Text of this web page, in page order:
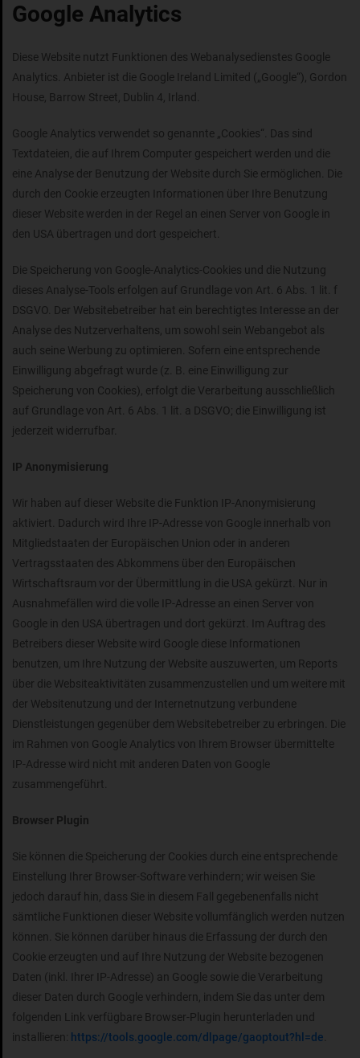
Google Analytics
Diese Website nutzt Funktionen des Webanalysedienstes Google
Analytics. Anbieter ist die Google Ireland Limited („Google“), Gordon
House, Barrow Street, Dublin 4, Irland.
Google Analytics verwendet so genannte „Cookies“. Das sind
Textdateien, die auf Ihrem Computer gespeichert werden und die
eine Analyse der Benutzung der Website durch Sie ermöglichen. Die
durch den Cookie erzeugten Informationen über Ihre Benutzung
dieser Website werden in der Regel an einen Server von Google in
den USA übertragen und dort gespeichert.
Die Speicherung von Google-Analytics-Cookies und die Nutzung
dieses Analyse-Tools erfolgen auf Grundlage von Art. 6 Abs. 1 lit. f
DSGVO. Der Websitebetreiber hat ein berechtigtes Interesse an der
Analyse des Nutzerverhaltens, um sowohl sein Webangebot als
auch seine Werbung zu optimieren. Sofern eine entsprechende
Einwilligung abgefragt wurde (z. B. eine Einwilligung zur
Speicherung von Cookies), erfolgt die Verarbeitung ausschließlich
auf Grundlage von Art. 6 Abs. 1 lit. a DSGVO; die Einwilligung ist
jederzeit widerrufbar.
IP Anonymisierung
Wir haben auf dieser Website die Funktion IP-Anonymisierung
aktiviert. Dadurch wird Ihre IP-Adresse von Google innerhalb von
Mitgliedstaaten der Europäischen Union oder in anderen
Vertragsstaaten des Abkommens über den Europäischen
Wirtschaftsraum vor der Übermittlung in die USA gekürzt. Nur in
Ausnahmefällen wird die volle IP-Adresse an einen Server von
Google in den USA übertragen und dort gekürzt. Im Auftrag des
Betreibers dieser Website wird Google diese Informationen
benutzen, um Ihre Nutzung der Website auszuwerten, um Reports
über die Websiteaktivitäten zusammenzustellen und um weitere mit
der Websitenutzung und der Internetnutzung verbundene
Dienstleistungen gegenüber dem Websitebetreiber zu erbringen. Die
im Rahmen von Google Analytics von Ihrem Browser übermittelte
IP-Adresse wird nicht mit anderen Daten von Google
zusammengeführt.
Browser Plugin
Sie können die Speicherung der Cookies durch eine entsprechende
Einstellung Ihrer Browser-Software verhindern; wir weisen Sie
jedoch darauf hin, dass Sie in diesem Fall gegebenenfalls nicht
sämtliche Funktionen dieser Website vollumfänglich werden nutzen
können. Sie können darüber hinaus die Erfassung der durch den
Cookie erzeugten und auf Ihre Nutzung der Website bezogenen
Daten (inkl. Ihrer IP-Adresse) an Google sowie die Verarbeitung
dieser Daten durch Google verhindern, indem Sie das unter dem
folgenden Link verfügbare Browser-Plugin herunterladen und
installieren: https://tools.google.com/dlpage/gaoptout?hl=de